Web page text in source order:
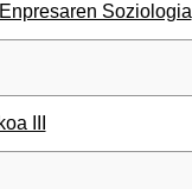
Soziologia
III